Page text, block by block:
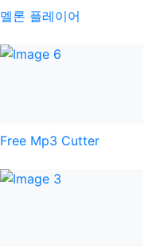
멜론 플레이어
Free Mp3 Cutter